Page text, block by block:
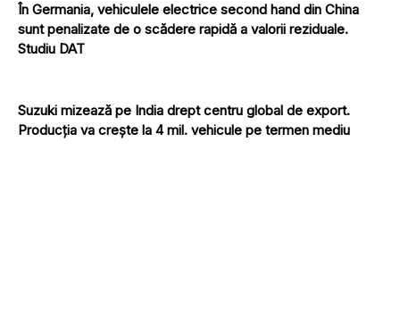
În Germania, vehiculele electrice second hand din China
sunt penalizate de o scădere rapidă a valorii reziduale.
Studiu DAT
Suzuki mizează pe India drept centru global de export.
Producția va crește la 4 mil. vehicule pe termen mediu